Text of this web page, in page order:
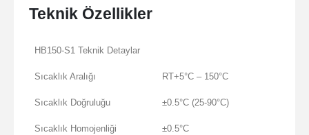
Teknik Özellikler
HB150-S1 Teknik Detaylar
Sıcaklık Aralığı RT+5°C – 150°C
Sıcaklık Doğruluğu ±0.5°C (25-90°C)
Sıcaklık Homojenliği ±0.5°C